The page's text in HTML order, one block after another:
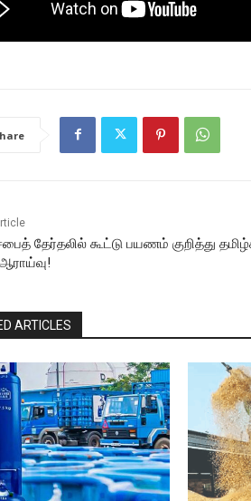
தேர்தலில் கூட்டு பயணம் குறித்து
ARTICLES